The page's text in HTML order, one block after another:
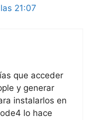
21:07
que acceder
y generar
instalarlos en
lo hace